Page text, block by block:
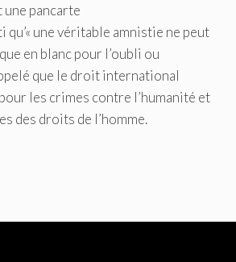
qu’« une véritable amnistie ne peut
en blanc pour l’oubli ou
que le droit international
les crimes contre l’humanité et
des droits de l’homme.